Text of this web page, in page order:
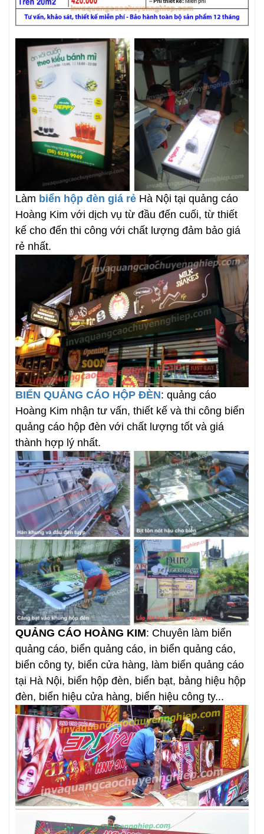
Làm biển hộp đèn giá rẻ Hà Nội tại quảng cáo
Hoàng Kim với dịch vụ từ đầu đến cuối, từ thiết
kế cho đến thi công với chất lượng đảm bảo giá
rẻ nhất.
BIỂN QUẢNG CÁO HỘP ĐÈN: quảng cáo
Hoàng Kim nhận tư vấn, thiết kế và thi công biển
quảng cáo hộp đèn với chất lượng tốt và giá
thành hợp lý nhất.
QUẢNG CÁO HOÀNG KIM: Chuyên làm biển
quảng cáo, biển quảng cáo, in biển quảng cáo,
biển công ty, biển cửa hàng, làm biển quảng cáo
tại Hà Nội, biển hộp đèn, biển bạt, bảng hiệu hộp
đèn, biển hiệu cửa hàng, biển hiệu công ty...